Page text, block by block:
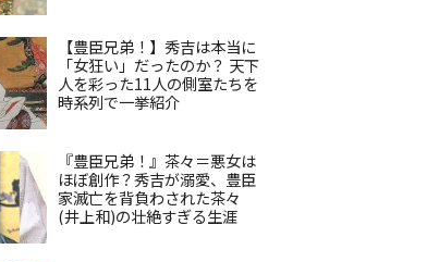
【豊臣兄弟！】秀吉は本当に
「女狂い」だったのか？ 天下
人を彩った11人の側室たちを
時系列で一挙紹介
『豊臣兄弟！』茶々＝悪女は
ほぼ創作？秀吉が溺愛、豊臣
家滅亡を背負わされた茶々
(井上和)の壮絶すぎる生涯